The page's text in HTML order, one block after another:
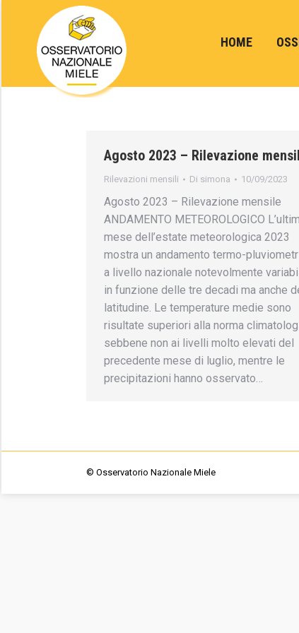
HOME
Agosto 2023 – Rilevazione
Rilevazioni mensili Di simona 10/09/2023
Agosto 2023 – Rilevazione mensile
ANDAMENTO METEOROLOGICO
mese dell’estate meteorologica 2023
mostra un andamento termo-
a livello nazionale notevolmente
in funzione delle tre decadi ma anche
latitudine. Le temperature medie sono
risultate superiori alla norma
sebbene non ai livelli molto elevati del
precedente mese di luglio, mentre le
precipitazioni hanno osservato…
© Osservatorio Nazionale Miele